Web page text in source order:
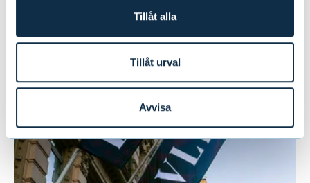
Tillåt alla
Tillåt urval
Avvisa